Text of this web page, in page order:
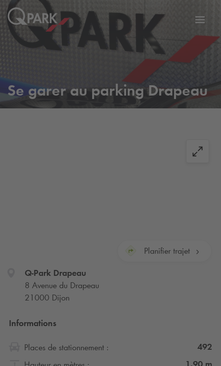
vers
la
Se garer au parking Drapeau
Planifier trajet
Q-ParkDrapeau
8 Avenue du Drapeau
21000 Dijon
Informations
Places de stationnement :
492